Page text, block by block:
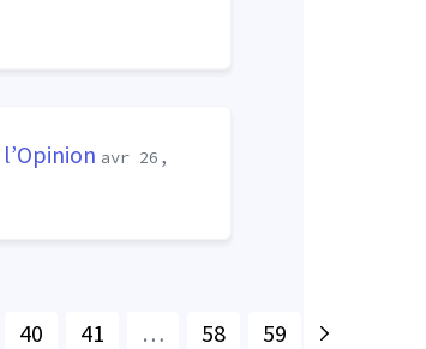
l’Opinion avr 26,
40 41 … 58 59